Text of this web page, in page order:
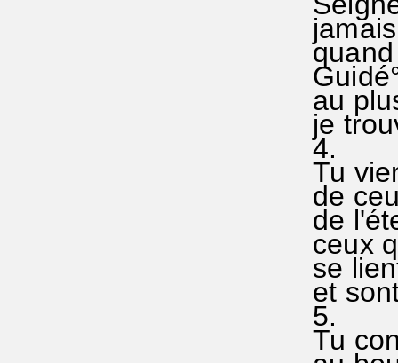
au
je
4.
Tu
de
de
ceux
se
et
5.
Tu